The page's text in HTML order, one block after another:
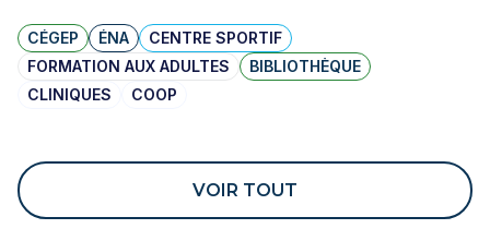
CÉGEP ÉNA
CENTRE SPORTIF
FORMATION AUX ADULTES
BIBLIOTHÈQUE
CLINIQUES
COOP
VOIR TOUT